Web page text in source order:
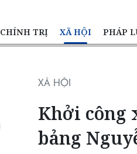
CHÍNH TRỊ XÃ HỘI PHÁP
XÃ HỘI
Khởi công
bảng